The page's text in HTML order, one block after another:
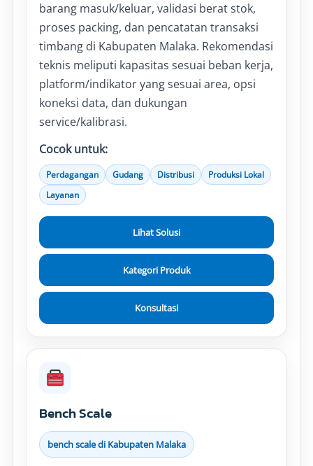
barang masuk/keluar, validasi berat stok,
proses packing, dan pencatatan transaksi
timbang di Kabupaten Malaka. Rekomendasi
teknis meliputi kapasitas sesuai beban kerja,
platform/indikator yang sesuai area, opsi
koneksi data, dan dukungan
service/kalibrasi.
Cocok untuk:
Perdagangan Gudang Distribusi
Produksi Lokal
Layanan
Lihat Solusi
Kategori Produk
Konsultasi
Bench Scale
bench scale di Kabupaten Malaka